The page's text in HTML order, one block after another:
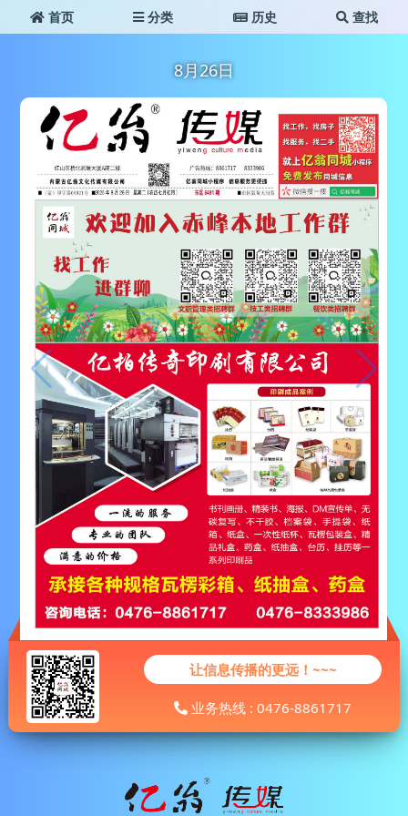
首页 分类 历史 查找
8月26日
让信息传播的更远！~~~
业务热线 : 0476-8861717